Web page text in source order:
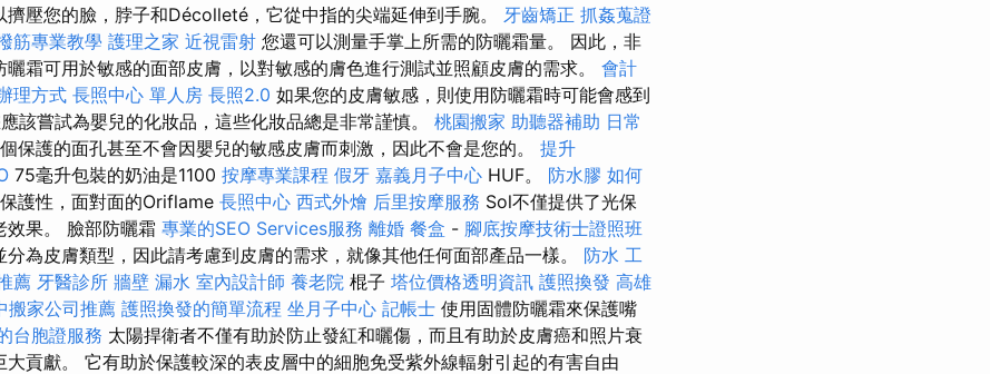
擠壓您的臉，脖子和Décolleté，它從中指的尖端延伸到手腕。 牙齒矯正 抓姦蒐證
筋專業教學 護理之家 近視雷射 您還可以測量手掌上所需的防曬霜量。 因此，非
霜可用於敏感的面部皮膚，以對敏感的膚色進行測試並照顧皮膚的需求。 會計
理方式 長照中心 單人房 長照2.0 如果您的皮膚敏感，則使用防曬霜時可能會感到
該嘗試為嬰兒的化妝品，這些化妝品總是非常謹慎。 桃園搬家 助聽器補助 日常
保護的面孔甚至不會因嬰兒的敏感皮膚而刺激，因此不會是您的。 提升
75毫升包裝的奶油是1100 按摩專業課程 假牙 嘉義月子中心 HUF。 防水膠 如何
護性，面對面的Oriflame 長照中心 西式外燴 后里按摩服務 Sol不僅提供了光保
效果。 臉部防曬霜 專業的SEO Services服務 離婚 餐盒 - 腳底按摩技術士證照班
為皮膚類型，因此請考慮到皮膚的需求，就像其他任何面部產品一樣。 防水 工
薦 牙醫診所 牆壁 漏水 室內設計師 養老院 棍子 塔位價格透明資訊 護照換發 高雄
搬家公司推薦 護照換發的簡單流程 坐月子中心 記帳士 使用固體防曬霜來保護嘴
台胞證服務 太陽捍衛者不僅有助於防止發紅和曬傷，而且有助於皮膚癌和照片衰
貢獻。 它有助於保護較深的表皮層中的細胞免受紫外線輻射引起的有害自由